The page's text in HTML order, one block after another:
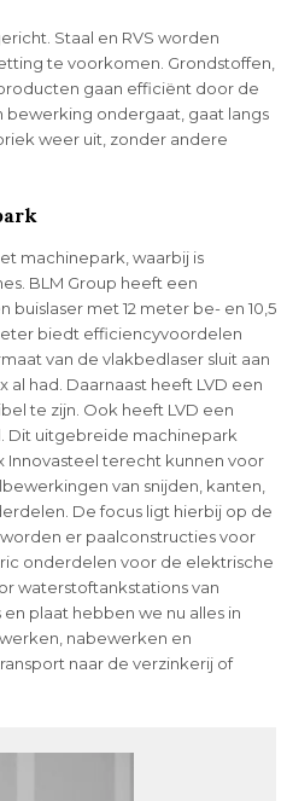
Staal en RVS worden
te voorkomen. Grondstoffen,
gaan efficiënt door de
bewerking ondergaat, gaat langs
weer uit, zonder andere
machinepark, waarbij is
BLM Group heeft een
buislaser met 12 meter be- en 10,5
biedt efficiencyvoordelen
van de vlakbedlaser sluit aan
had. Daarnaast heeft LVD een
te zijn. Ook heeft LVD een
Dit uitgebreide machinepark
Innovasteel terecht kunnen voor
van snijden, kanten,
De focus ligt hierbij op de
er paalconstructies voor
onderdelen voor de elektrische
waterstoftankstations van
en plaat hebben we nu alles in
nabewerken en
naar de verzinkerij of